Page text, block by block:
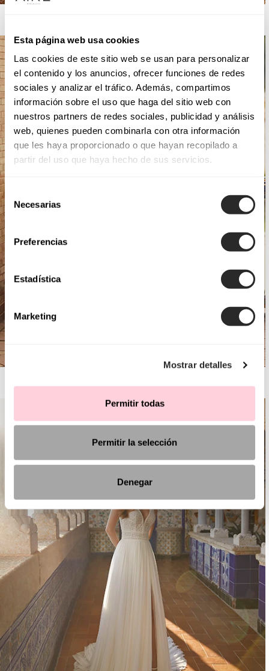
Esta página web usa cookies
Las cookies de este sitio web se usan para personalizar
el contenido y los anuncios, ofrecer funciones de redes
sociales y analizar el tráfico. Además, compartimos
información sobre el uso que haga del sitio web con
nuestros partners de redes sociales, publicidad y análisis
web, quienes pueden combinarla con otra información
que les haya proporcionado o que hayan recopilado a
partir del uso que haya hecho de sus servicios.
Selección
de
consentimiento
Necesarias
Preferencias
Estadística
Marketing
Mostrar detalles
Permitir todas
Permitir la selección
Denegar